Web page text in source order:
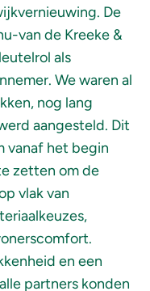
De
van de Kreeke &
als
We waren al
nog lang
aangesteld. Dit
vanaf het begin
zetten om de
vlak van
en een
partners konden